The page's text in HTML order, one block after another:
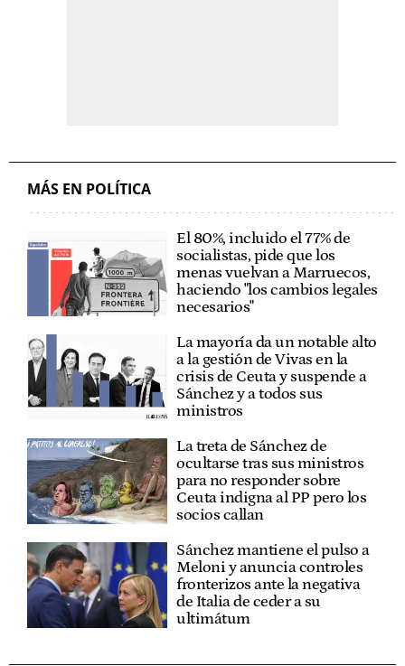
MÁS EN POLÍTICA
El 80%, incluido el 77% de
socialistas, pide que los
menas vuelvan a Marruecos,
haciendo "los cambios legales
necesarios"
La mayoría da un notable alto
a la gestión de Vivas en la
crisis de Ceuta y suspende a
Sánchez y a todos sus
ministros
La treta de Sánchez de
ocultarse tras sus ministros
para no responder sobre
Ceuta indigna al PP pero los
socios callan
Sánchez mantiene el pulso a
Meloni y anuncia controles
fronterizos ante la negativa
de Italia de ceder a su
ultimátum